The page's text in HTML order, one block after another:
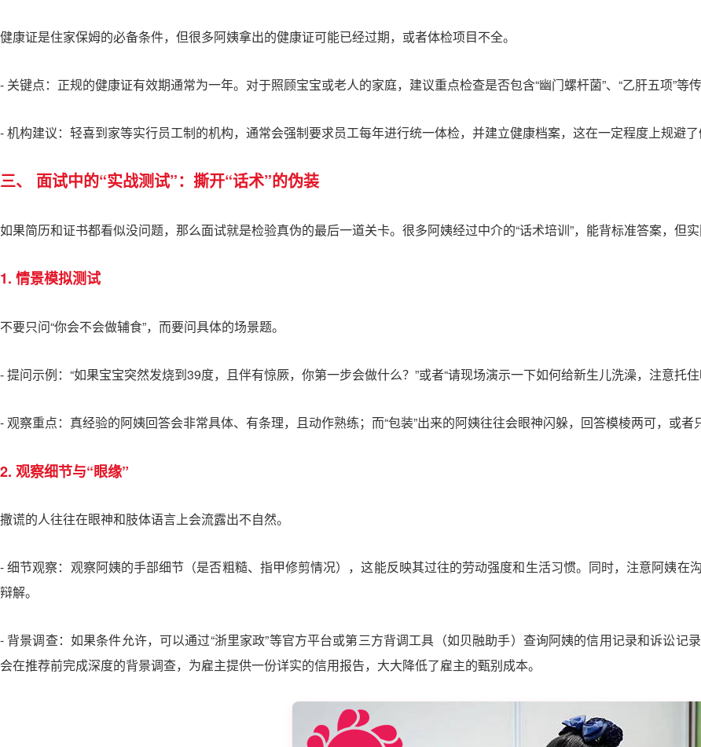
健康证是住家保姆的必备条件，但很多阿姨拿出的健康证可能已经过期，或者体检项目不全。
- 关键点：正规的健康证有效期通常为一年。对于照顾宝宝或老人的家庭，建议重点检查是否包含“幽门螺杆菌”、“乙肝五项”等
- 机构建议：轻喜到家等实行员工制的机构，通常会强制要求员工每年进行统一体检，并建立健康档案，这在一定程度上规避了
三、 面试中的“实战测试”：撕开“话术”的伪装
如果简历和证书都看似没问题，那么面试就是检验真伪的最后一道关卡。很多阿姨经过中介的“话术培训”，能背标准答案，但实
1. 情景模拟测试
不要只问“你会不会做辅食”，而要问具体的场景题。
- 提问示例：“如果宝宝突然发烧到39度，且伴有惊厥，你第一步会做什么？”或者“请现场演示一下如何给新生儿洗澡，注意托
- 观察重点：真经验的阿姨回答会非常具体、有条理，且动作熟练；而“包装”出来的阿姨往往会眼神闪躲，回答模棱两可，或者
2. 观察细节与“眼缘”
撒谎的人往往在眼神和肢体语言上会流露出不自然。
- 细节观察：观察阿姨的手部细节（是否粗糙、指甲修剪情况），这能反映其过往的劳动强度和生活习惯。同时，注意阿姨
辩解。
- 背景调查：如果条件允许，可以通过“浙里家政”等官方平台或第三方背调工具（如贝融助手）查询阿姨的信用记录和诉讼记
会在推荐前完成深度的背景调查，为雇主提供一份详实的信用报告，大大降低了雇主的甄别成本。